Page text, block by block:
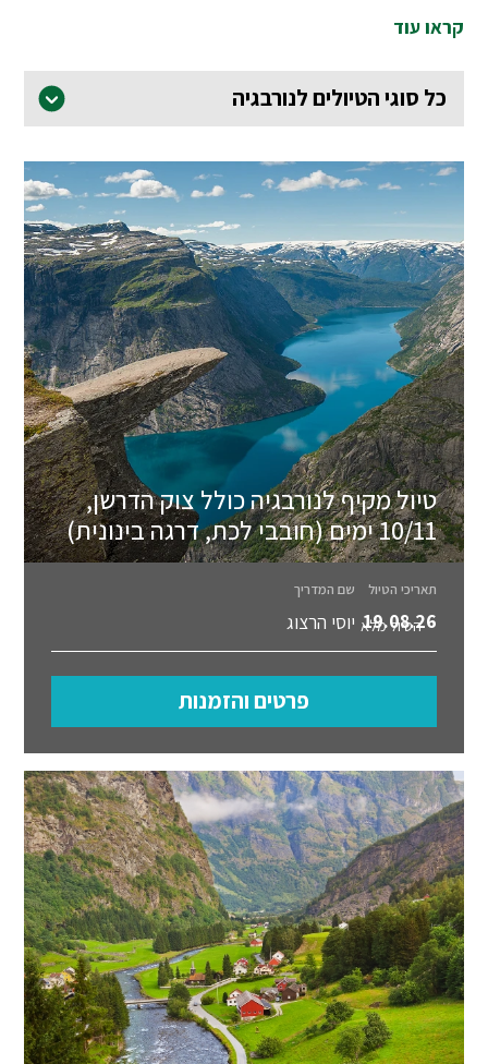
קראו עוד
כל סוגי הטיולים לנורבגיה
טיול מקיף לנורבגיה כולל צוק הדרשן,
10/11 ימים (חובבי לכת, דרגה בינונית)
תאריכי הטיול שם המדריך
19.08.26 יוסי הרצוג הטיול מלא
פרטים והזמנות